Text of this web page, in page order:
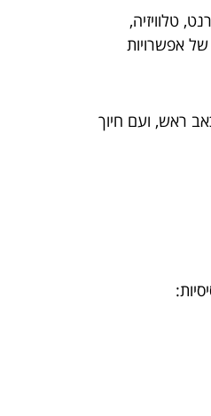
טלוויזיה,
אפשרויות
ראש, ועם חיוך